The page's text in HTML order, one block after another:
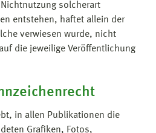
solcherart
entstehen, haftet allein der
verwiesen wurde, nicht
die jeweilige Veröffentlichung
in allen Publikationen die
Grafiken, Fotos,